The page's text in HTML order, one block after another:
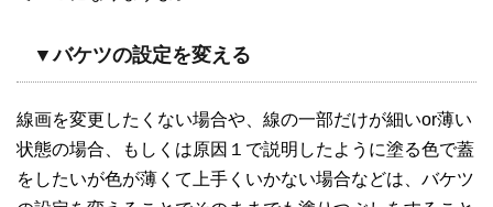
▼バケツの設定を変える
線画を変更したくない場合や、線の一部だけが細いor薄い
状態の場合、もしくは原因１で説明したように塗る色で蓋
をしたいが色が薄くて上手くいかない場合などは、バケツ